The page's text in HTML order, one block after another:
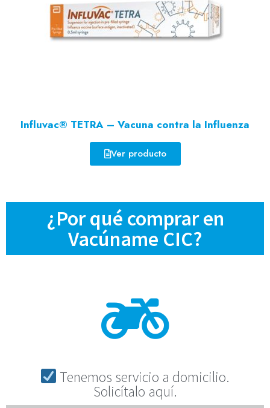
Influvac® TETRA – Vacuna contra la Influenza
Ver producto
¿Por qué comprar en
Vacúname CIC?
Tenemos servicio a domicilio.
Solicítalo aquí.